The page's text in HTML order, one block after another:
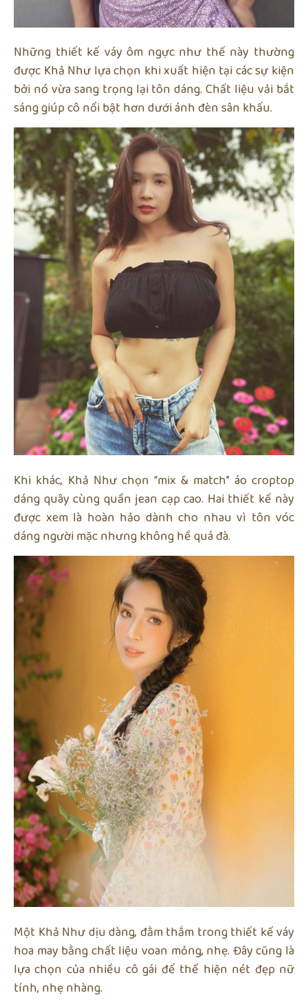
Những thiết kế váy ôm ngực như thế này thường
được Khả Như lựa chọn khi xuất hiện tại các sự kiện
bởi nó vừa sang trọng lại tôn dáng. Chất liệu vải bắt
sáng giúp cô nổi bật hơn dưới ánh đèn sân khấu.
Khi khác, Khả Như chọn “mix & match” áo croptop
dáng quây cùng quần jean cạp cao. Hai thiết kế này
được xem là hoàn hảo dành cho nhau vì tôn vóc
dáng người mặc nhưng không hề quá đà.
Một Khả Như dịu dàng, đằm thắm trong thiết kế váy
hoa may bằng chất liệu voan mỏng, nhẹ. Đây cũng là
lựa chọn của nhiều cô gái để thể hiện nét đẹp nữ
tính, nhẹ nhàng.